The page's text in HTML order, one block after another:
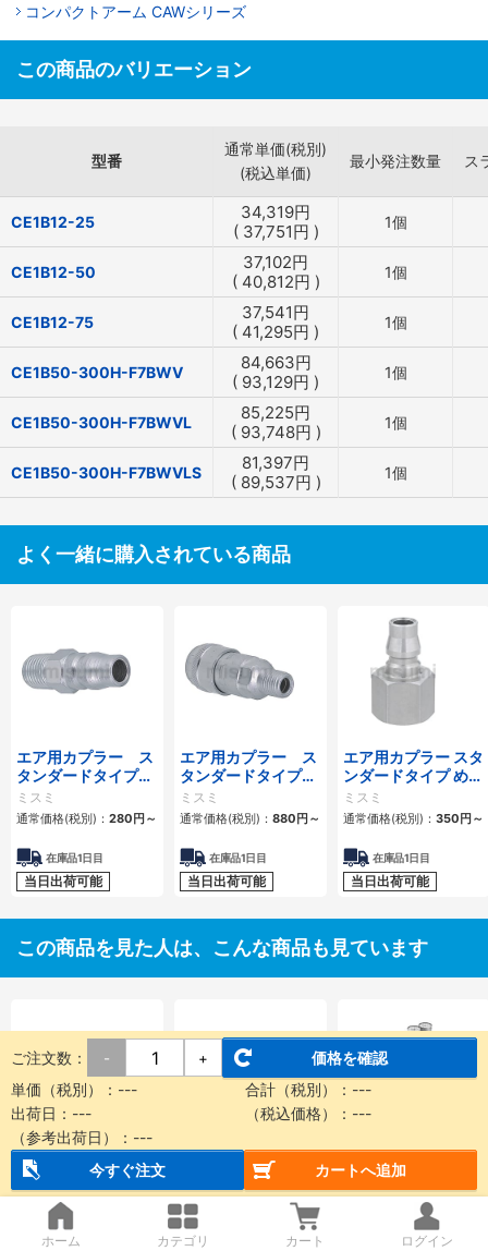
コンパクトアーム CAWシリーズ
この商品のバリエーション
型番
通常単価(税別)
(税込単価)
最小発注数量 ス
CE1B12-25 34,319円
( 37,751円 ) 1個
CE1B12-50 37,102円
( 40,812円 ) 1個
CE1B12-75 37,541円
( 41,295円 ) 1個
CE1B50-300H-F7BWV 84,663円
( 93,129円 ) 1個
CE1B50-300H-F7BWVL 85,225円
( 93,748円 ) 1個
CE1B50-300H-F7BWVLS 81,397円
( 89,537円 ) 1個
よく一緒に購入されている商品
エア用カプラー ス
タンダードタイプ
おねじプラグ
ミスミ
通常価格(税別)： 280円～
在庫品1日目
当日出荷可能
エア用カプラー ス
タンダードタイプ
おねじソケット
ミスミ
通常価格(税別)： 880円～
在庫品1日目
当日出荷可能
エア用カプラー スタ
ンダードタイプ めね
じプラグ
ミスミ
通常価格(税別)： 350円～
在庫品1日目
当日出荷可能
この商品を見た人は、こんな商品も見ています
ブレーキ付ものさし
くん CE2シリーズ
SMC
通常価格(税別)：
81,439円～
高精度ものさしくん
ピストン回り止め形
CEP1シリーズ
SMC
通常価格(税別)：
50,450
Pシリンダ（ポジシ
ョナ付シリンダ）
CPA2/CPS1シリー
SMC
通常価格(税別)：
ご注文数： - +
価格を確認
単価（税別）： --- 合計（税別）： ---
出荷日： --- （税込価格）： ---
（参考出荷日）： ---
今すぐ注文
カートへ追加
ホーム カテゴリ カート ログイン